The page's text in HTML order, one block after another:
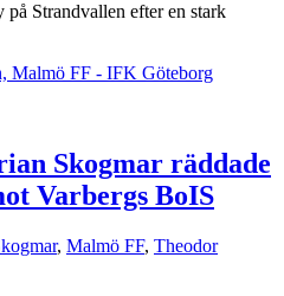
Strandvallen efter en stark
Skogmar räddade
Varbergs BoIS
, Malmö FF, Theodor